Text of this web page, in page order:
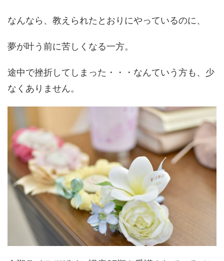
なんなら、教えられたとおりにやっているのに、
夢が叶う前に苦しくなる一方。
途中で挫折してしまった・・・なんていう方も、少
なくありません。